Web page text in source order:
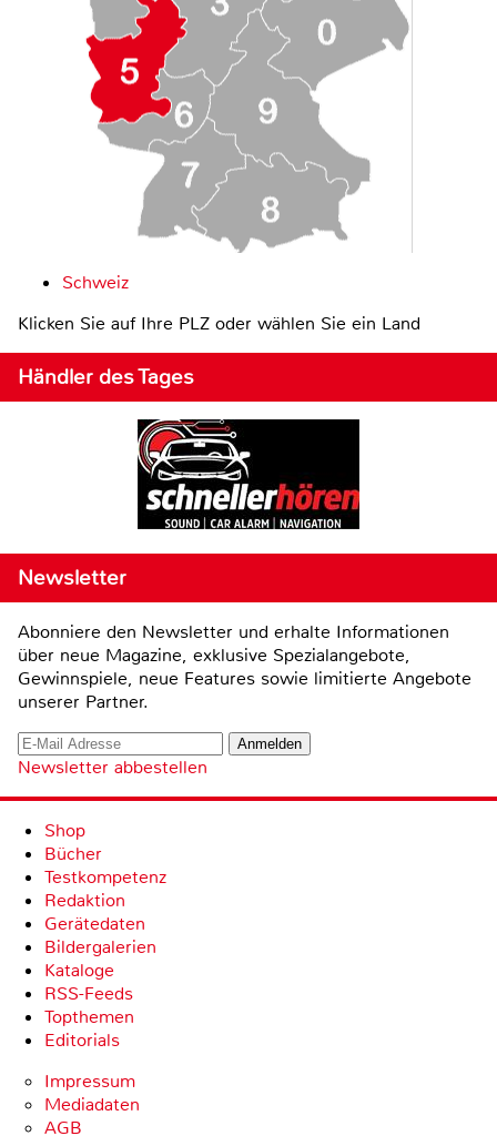
Schweiz
Klicken Sie auf Ihre PLZ oder wählen Sie ein Land
Händler des Tages
Newsletter
Abonniere den Newsletter und erhalte Informationen
über neue Magazine, exklusive Spezialangebote,
Gewinnspiele, neue Features sowie limitierte Angebote
unserer Partner.
Newsletter abbestellen
Shop
Bücher
Testkompetenz
Redaktion
Gerätedaten
Bildergalerien
Kataloge
RSS-Feeds
Topthemen
Editorials
Impressum
Mediadaten
AGB